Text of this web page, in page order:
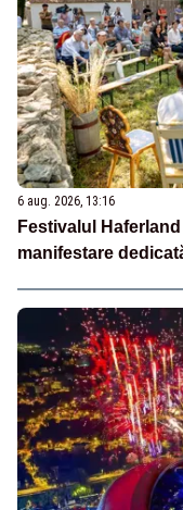
6 aug. 2026, 13:16
Festivalul
manifestare